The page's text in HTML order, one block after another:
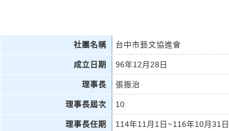
社團名稱 台中市藝文協進會
成立日期 96年12月28日
理事長 張振治
理事長屆次 10
理事長任期 114年11月1日~116年10月31日